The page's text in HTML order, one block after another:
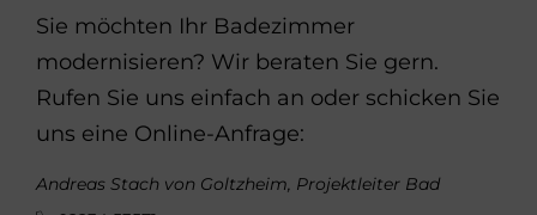
Sie möchten Ihr Badezimmer
modernisieren? Wir beraten Sie gern.
Rufen Sie uns einfach an oder schicken Sie
uns eine Online-Anfrage:
Andreas Stach von Goltzheim, Projektleiter Bad